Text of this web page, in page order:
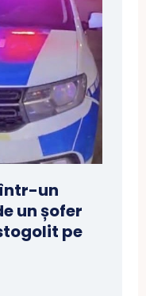
într-un
un șofer
pe